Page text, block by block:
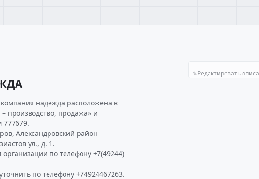
✎Редактировать
надежда расположена в
производство, продажа» и
777679.
Александровский район
ул., д. 1.
по телефону +7(49244)
по телефону +74924467263.